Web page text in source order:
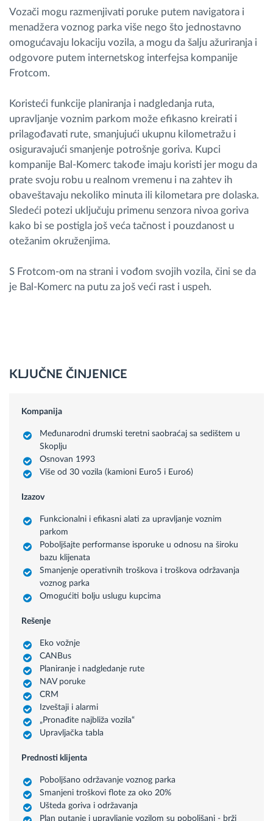
Vozači mogu razmenjivati poruke putem navigatora i
menadžera voznog parka više nego što jednostavno
omogućavaju lokaciju vozila, a mogu da šalju ažuriranja i
odgovore putem internetskog interfejsa kompanije
Frotcom.
Koristeći funkcije planiranja i nadgledanja ruta,
upravljanje voznim parkom može efikasno kreirati i
prilagođavati rute, smanjujući ukupnu kilometražu i
osiguravajući smanjenje potrošnje goriva. Kupci
kompanije Bal-Komerc takođe imaju koristi jer mogu da
prate svoju robu u realnom vremenu i na zahtev ih
obaveštavaju nekoliko minuta ili kilometara pre dolaska.
Sledeći potezi uključuju primenu senzora nivoa goriva
kako bi se postigla još veća tačnost i pouzdanost u
otežanim okruženjima.
S Frotcom-om na strani i vođom svojih vozila, čini se da
je Bal-Komerc na putu za još veći rast i uspeh.
KLJUČNE ČINJENICE
Kompanija
Međunarodni drumski teretni saobraćaj sa sedištem u
Skoplju
Osnovan 1993
Više od 30 vozila (kamioni Euro5 i Euro6)
Izazov
Funkcionalni i efikasni alati za upravljanje voznim
parkom
Poboljšajte performanse isporuke u odnosu na široku
bazu klijenata
Smanjenje operativnih troškova i troškova održavanja
voznog parka
Omogućiti bolju uslugu kupcima
Rešenje
Eko vožnje
CANBus
Planiranje i nadgledanje rute
NAV poruke
CRM
Izveštaji i alarmi
„Pronađite najbliža vozila“
Upravljačka tabla
Prednosti klijenta
Poboljšano održavanje voznog parka
Smanjeni troškovi flote za oko 20%
Ušteda goriva i održavanja
Plan putanje i upravljanje vozilom su poboljšani - brži